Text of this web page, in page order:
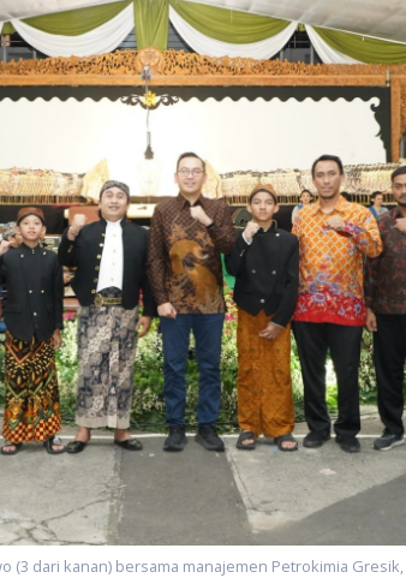
(3 dari kanan) bersama manajemen Petrokimia